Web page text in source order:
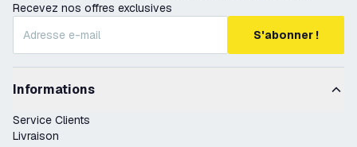
Recevez nos offres exclusives
S'abonner !
Informations
Service Clients
Livraison